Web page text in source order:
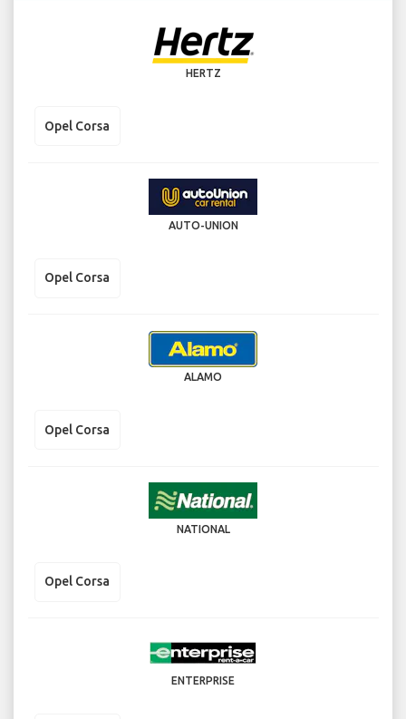
HERTZ
Opel Corsa
AUTO-UNION
Opel Corsa
ALAMO
Opel Corsa
NATIONAL
Opel Corsa
ENTERPRISE